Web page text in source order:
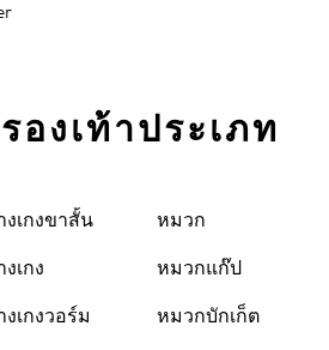
องเท้าประเภท
งเกงขาสั้น
งเกง
งเกงวอร์ม
หมวก
หมวกแก๊ป
หมวกบักเก็ต